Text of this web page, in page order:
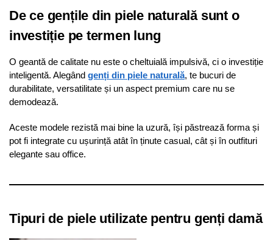
De ce gențile din piele naturală sunt o
investiție pe termen lung
O geantă de calitate nu este o cheltuială impulsivă, ci o investiție
inteligentă. Alegând genți din piele naturală, te bucuri de
durabilitate, versatilitate și un aspect premium care nu se
demodează.
Aceste modele rezistă mai bine la uzură, își păstrează forma și
pot fi integrate cu ușurință atât în ținute casual, cât și în outfituri
elegante sau office.
Tipuri de piele utilizate pentru genți damă